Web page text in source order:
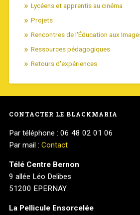
Lycéens et apprentis au cinéma
Projets
Rencontres de l'Éducation aux
Ressources pédagogiques
Retours d'expériences
CONTACTER LE BLACKMARIA
Par téléphone : 06 48 02 01 06
Par mail : Contact
Télé Centre Bernon
9 allée Léo Delibes
51200 EPERNAY
La Pellicule Ensorcelée